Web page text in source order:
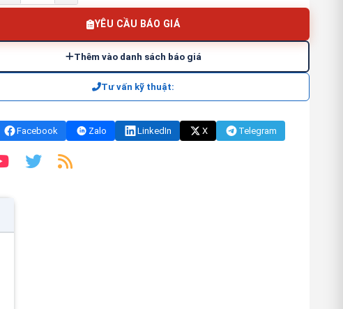
YÊU CẦU BÁO GIÁ
Thêm vào danh sách báo giá
Tư vấn kỹ thuật:
Facebook Zalo LinkedIn X Telegram